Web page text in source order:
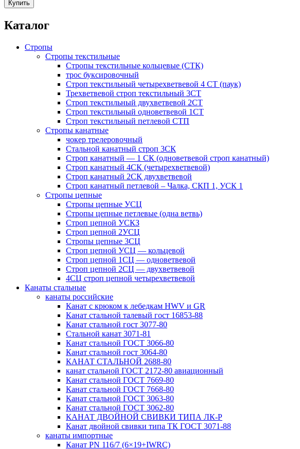
Купить
Каталог
Стропы
Стропы текстильные
Стропы текстильные кольцевые (СТК)
трос буксировочный
Строп текстильный четырехветвевой 4 СТ (паук)
Трехветвевой строп текстильный 3CT
Строп текстильный двухветвевой 2СТ
Строп текстильный одноветвевой 1СТ
Строп текстильный петлевой СТП
Стропы канатные
чокер трелеровочный
Стальной канатный строп 3СК
Строп канатный — 1 СК (одноветвевой строп канатный)
Строп канатный 4СК (четырехветвевой)
Строп канатный 2СК двухветвевой
Строп канатный петлевой – Чалка, СКП 1, УСК 1
Стропы цепные
Стропы цепные УСЦ
Стропы цепные петлевые (одна ветвь)
Строп цепной УСКЗ
Строп цепной 2УСЦ
Стропы цепные 3СЦ
Строп цепной УСЦ — кольцевой
Строп цепной 1СЦ — одноветвевой
Строп цепной 2СЦ — двухветвевой
4СЦ строп цепной четырехветвевой
Канаты стальные
канаты российские
Канат с крюком к лебедкам HWV и GR
Канат стальной талевый гост 16853-88
Канат стальной гост 3077-80
Стальной канат 3071-81
Канат стальной ГОСТ 3066-80
Канат стальной гост 3064-80
КАНАТ СТАЛЬНОЙ 2688-80
канат стальной ГОСТ 2172-80 авиационный
Канат стальной ГОСТ 7669-80
Канат стальной ГОСТ 7668-80
Канат стальной ГОСТ 3063-80
Канат стальной ГОСТ 3062-80
КАНАТ ДВОЙНОЙ СВИВКИ ТИПА ЛК-Р
Канат двойной свивки типа ТК ГОСТ 3071-88
канаты импортные
Канат PN 116/7 (6×19+IWRC)